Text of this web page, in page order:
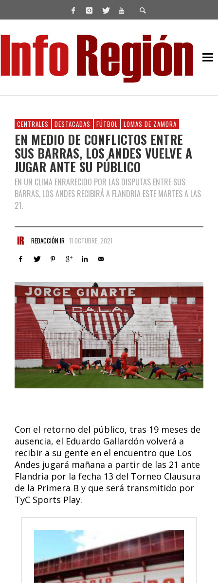
CENTRALES DESTACADAS FÚTBOL LOMAS DE ZAMORA
EN MEDIO DE CONFLICTOS ENTRE
SUS BARRAS, LOS ANDES VUELVE A
JUGAR ANTE SU PÚBLICO
EN UN CLIMA ENRARECIDO POR LAS DISPUTAS ENTRE SUS
BARRAS, LOS ANDES RECIBIRÁ A FLANDRIA ESTE MARTES A LAS
21.
REDACCIÓN IR 11 OCTUBRE, 2021
Con el retorno del público, tras 19 meses de
ausencia, el Eduardo Gallardón volverá a
recibir a su gente en el encuentro que Los
Andes jugará mañana a partir de las 21 ante
Flandria por la fecha 13 del Torneo Clausura
de la Primera B y que será transmitido por
TyC Sports Play.